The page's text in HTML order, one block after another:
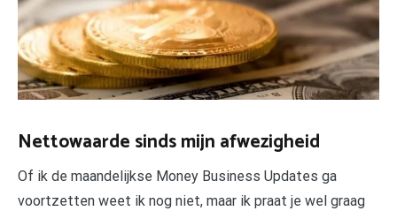
Nettowaarde sinds mijn afwezigheid
Of ik de maandelijkse Money Business Updates ga
voortzetten weet ik nog niet, maar ik praat je wel graag